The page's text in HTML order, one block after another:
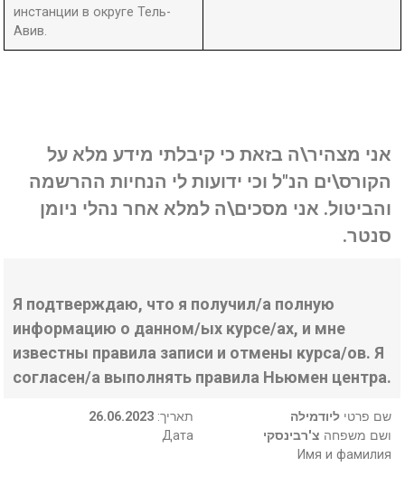
инстанции в округе Тель-
Авив.
אני מצהיר\ה בזאת כי קיבלתי מידע מלא על
הקורס\ים הנ"ל וכי ידועות לי הנחיות ההרשמה
והביטול. אני מסכים\ה למלא אחר נהלי ניומן
סנטר.
Я подтверждаю, что я получил/а полную
информацию о данном/ых курсе/ах, и мне
известны правила записи и отмены курса/ов. Я
согласен/а выполнять правила Ньюмен центра.
26.06.2023 :תאריך
Дата
שם פרטי ליודמילה
ושם משפחה צ'רבינסקי
Имя и фамилия